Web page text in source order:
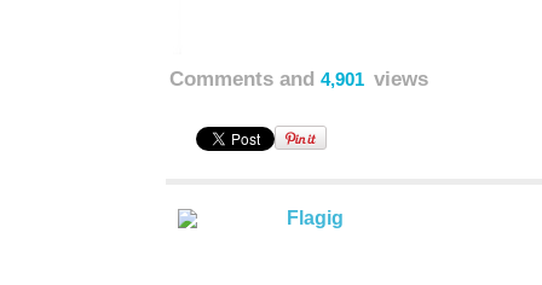
Comments and 4,901 views
Flagig